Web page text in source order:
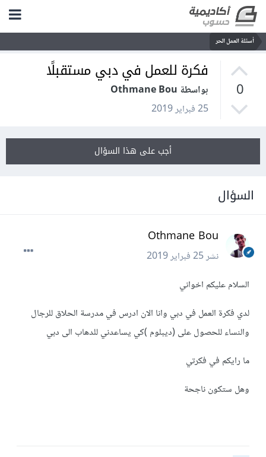
أسئلة العمل الحر
0
فكرة للعمل في دبي مستقبلًا
بواسطة Othmane Bou
25 فبراير 2019
أجب على هذا السؤال
السؤال
Othmane Bou
نشر25 فبراير 2019
السلام عليكم اخواني
لدي فكرة العمل في دبي وانا الان ادرس في مدرسة الحلاق للرجال
والنساء للحصول على (ديبلوم )كي يساعدني للدهاب الى دبي
ما رايكم في فكرتي
وهل ستكون ناجحة